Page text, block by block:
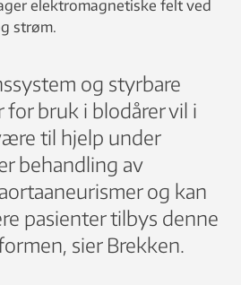
elektromagnetiske felt ved
strøm.
og styrbare
bruk i blodårer vil i
til hjelp under
behandling av
og kan
pasienter tilbys denne
sier Brekken.